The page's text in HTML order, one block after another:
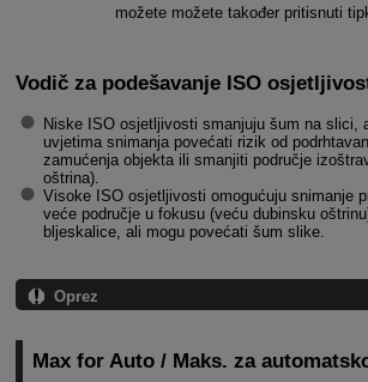
možete možete također pritisnuti
Vodič za podešavanje ISO
Niske ISO osjetljivosti smanjuju šum na slici,
uvjetima snimanja povećati rizik od
zamućenja objekta ili smanjiti područje
oštrina).
Visoke ISO osjetljivosti omogućuju snimanje
veće područje u fokusu (veću dubinsku
bljeskalice, ali mogu povećati šum slike.
Oprez
Max for Auto / Maks. za